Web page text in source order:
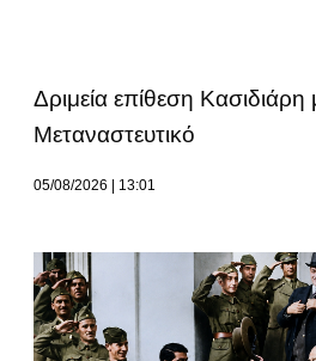
Δριμεία επίθεση
Μεταναστευτικό
05/08/2026 13:01